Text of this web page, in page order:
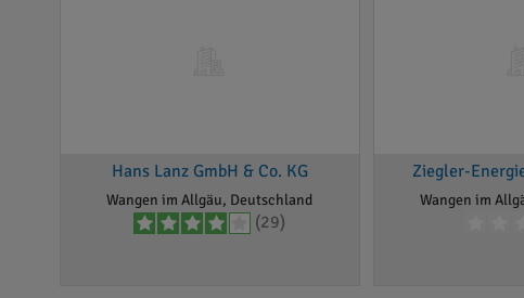
Hans Lanz GmbH & Co. KG
Wangen im Allgäu, Deutschland
(29)
Ziegler-
Wangen im